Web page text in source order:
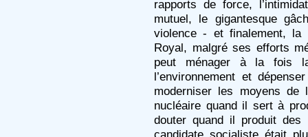
rapports de force,
mutuel, le gigantesque
violence - et finalement, la
Royal, malgré ses efforts
peut ménager à la fois
l’environnement et
moderniser les moyens
nucléaire quand il sert à
douter quand il produit
candidate socialiste était